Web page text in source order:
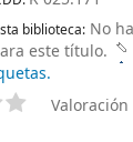
biblioteca: No
este título.